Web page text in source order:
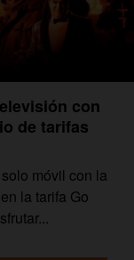
con
de tarifas
móvil con la
la tarifa Go